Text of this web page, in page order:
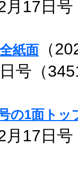
月17日
紙面 （
号（
の1面トッ
月17日